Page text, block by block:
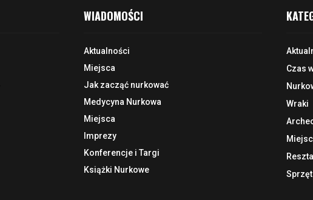
WIADOMOŚCI
Aktualności
Miejsca
Jak zacząć nurkować
Medycyna Nurkowa
Miejsca
Imprezy
Konferencje i Targi
Książki Nurkowe
Czas
Wraki